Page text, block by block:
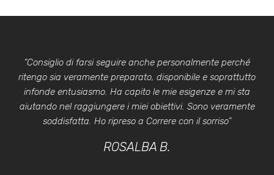
“Consiglio di farsi seguire anche personalmente perché
ritengo sia veramente preparato, disponibile e soprattutto
infonde entusiasmo. Ha capito le mie esigenze e mi sta
aiutando nel raggiungere i miei obiettivi. Sono veramente
soddisfatta. Ho ripreso a Correre con il sorriso”
ROSALBA B.